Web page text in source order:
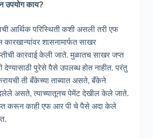
उपयोग काय?
आर्थिक परिस्थिती कशी असली तरी एफ
कारखान्यांवर शासनामार्फत साखर
कारवाई केली जाते. मुळातच साखर जप्त
पुरेसे पैसे उपलब्ध होत नाहीत. परंतु
ती बँकेच्या ताब्यात असते, बँकेने
असते, त्याच्यातूनच पेमेंट देखील केले जाते.
करून काही एफ आर पी चे पैसे अदा केले